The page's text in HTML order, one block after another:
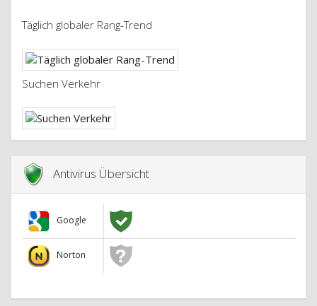
Täglich globaler Rang-Trend
Suchen Verkehr
Antivirus Übersicht
Google
Norton